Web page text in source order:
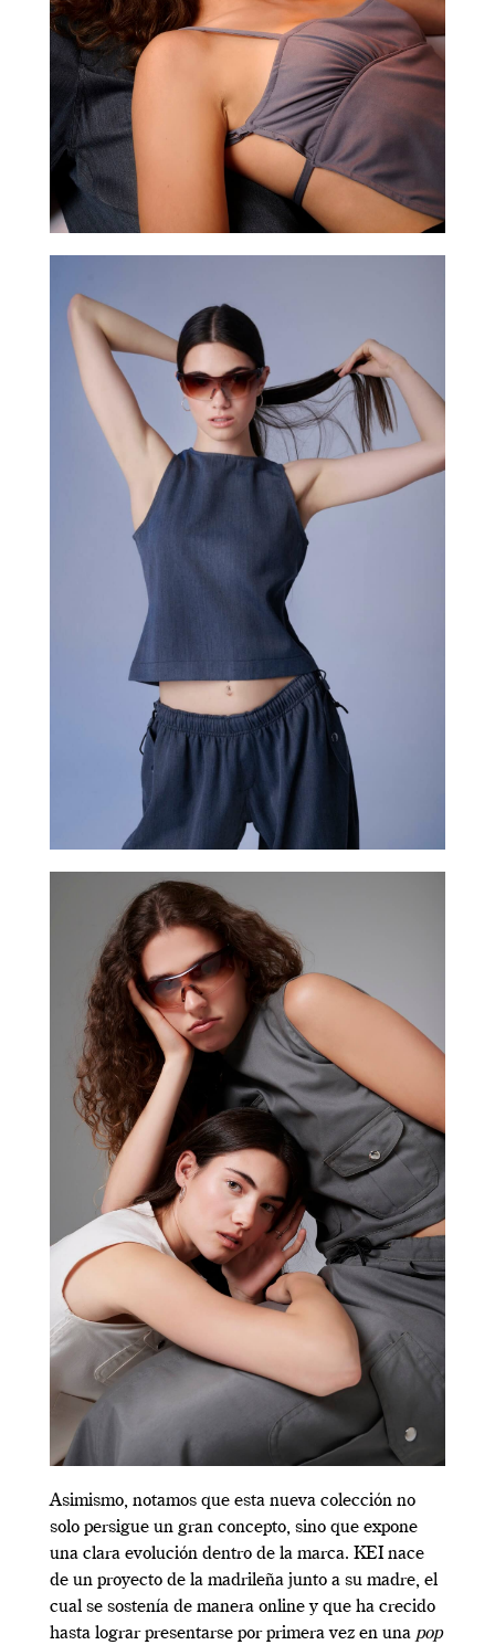
Asimismo, notamos que esta nueva colección no
solo persigue un gran concepto, sino que expone
una clara evolución dentro de la marca. KEI nace
de un proyecto de la madrileña junto a su madre, el
cual se sostenía de manera online y que ha crecido
hasta lograr presentarse por primera vez en una pop